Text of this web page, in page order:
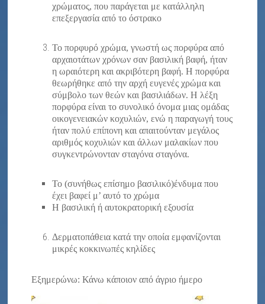
χρώματος, που παράγεται με κατάλληλη
επεξεργασία από το όστρακο
Το πορφυρό χρώμα, γνωστή ως πορφύρα από
αρχαιοτάτων χρόνων σαν βασιλική βαφή, ήταν
η ωραιότερη και ακριβότερη βαφή. Η πορφύρα
θεωρήθηκε από την αρχή ευγενές χρώμα και
σύμβολο των θεών και βασιλιάδων. Η λέξη
πορφύρα είναι το συνολικό όνομα μιας ομάδας
οικογενειακών κοχυλιών, ενώ η παραγωγή τους
ήταν πολύ επίπονη και απαιτούνταν μεγάλος
αριθμός κοχυλιών και άλλων μαλακίων που
συγκεντρώνονταν σταγόνα σταγόνα.
Το (συνήθως επίσημο βασιλικό)ένδυμα που
έχει βαφεί μ’ αυτό το χρώμα
Η βασιλική ή αυτοκρατορική εξουσία
Δερματοπάθεια κατά την οποία εμφανίζονται
μικρές κοκκινωπές κηλίδες
Εξημερώνω: Κάνω κάποιον από άγριο ήμερο